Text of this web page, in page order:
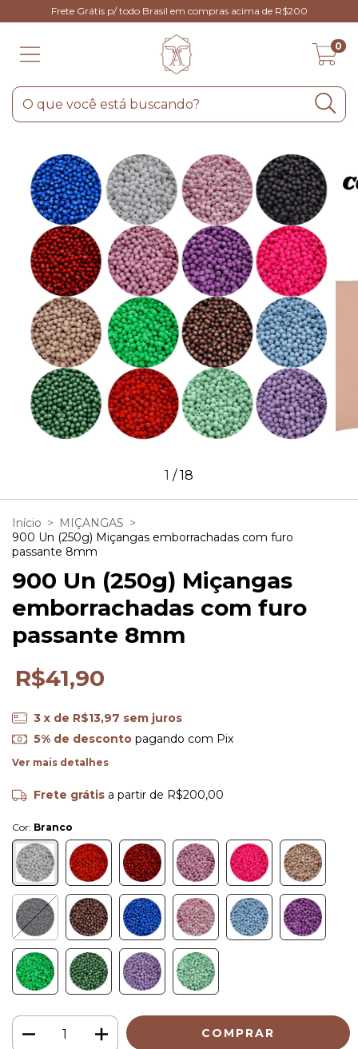
Frete Grátis p/ todo Brasil em compras acima de R$200
0
1 /18
Início > MIÇANGAS >
900 Un (250g) Miçangas emborrachadas com furo
passante 8mm
900 Un (250g) Miçangas
emborrachadas com furo
passante 8mm
R$41,90
3 x de R$13,97 sem juros
5% de descontopagando com Pix
Ver mais detalhes
Frete grátis a partir de R$200,00
Cor: Branco